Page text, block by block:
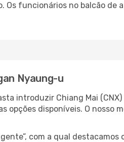
Os funcionários no balcão
Nyaung-u
introduzir Chiang Mai
opções disponíveis. O
com a qual